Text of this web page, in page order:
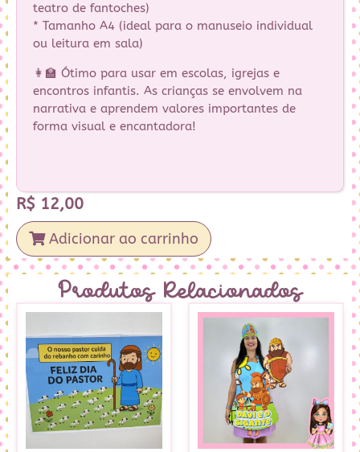
teatro de fantoches)
* Tamanho A4 (ideal para o manuseio individual
ou leitura em sala)
👩‍🏫 Ótimo para usar em escolas, igrejas e
encontros infantis. As crianças se envolvem na
narrativa e aprendem valores importantes de
forma visual e encantadora!
R$ 12,00
Adicionar ao carrinho
Produtos Relacionados